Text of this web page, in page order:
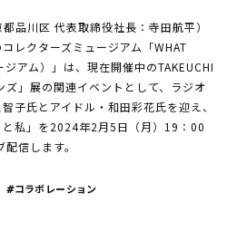
品川区 代表取締役社長：寺田航平）
レクターズミュージアム「WHAT
アム）」は、現在開催中のTAKEUCHI
ズ」展の関連イベントとして、ラジオ
子氏とアイドル・和田彩花氏を迎え、
と私」を2024年2月5日（月）19：00
信します。
#コラボレーション